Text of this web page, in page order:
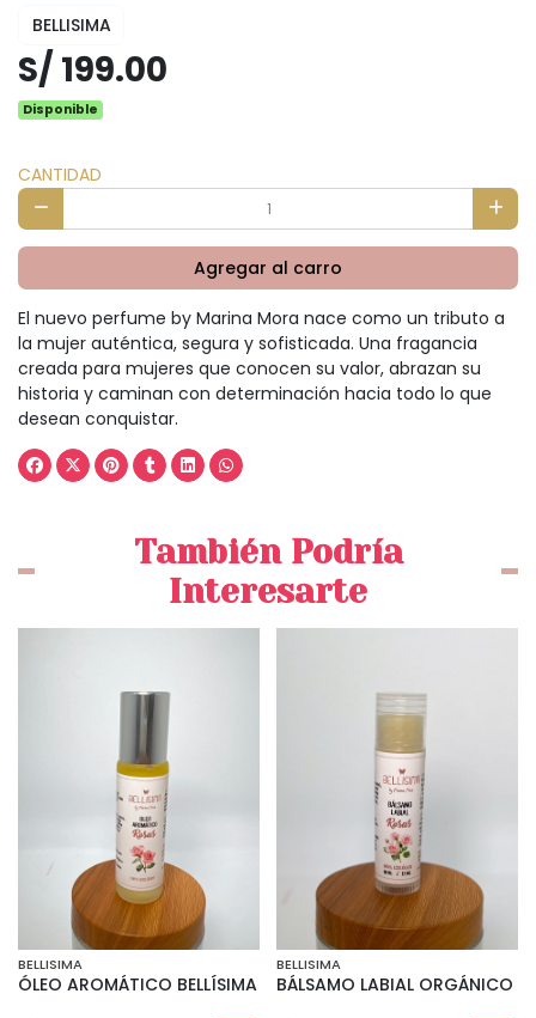
BELLISIMA
S/ 199.00
Disponible
CANTIDAD
Agregar al carro
El nuevo perfume by Marina Mora nace como un tributo a
la mujer auténtica, segura y sofisticada. Una fragancia
creada para mujeres que conocen su valor, abrazan su
historia y caminan con determinación hacia todo lo que
desean conquistar.
También Podría
Interesarte
BELLISIMA
ÓLEO AROMÁTICO BELLÍSIMA
BELLISIMA
BÁLSAMO LABIAL ORGÁNICO